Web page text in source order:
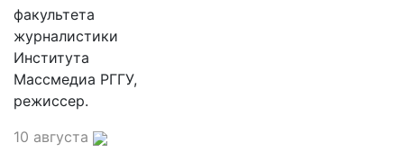
факультета
журналистики
Института
Массмедиа РГГУ,
режиссер.
10 августа